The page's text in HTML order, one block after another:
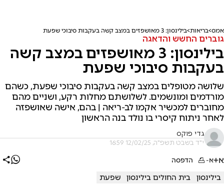
אמס בריאות בילינסון: 3 מאושפזים במצב קשה בעקבות סיבוכי שפעת
גוברים החשש והדאגה
בילינסון: 3 מאושפזים במצב קשה
בעקבות סיבוכי שפעת
שלושה מטופלים במצב קשה בעקבות סיבוכי שפעת, כשהם
מורדמים ומונשמים. לשלושתם מחלות רקע, ושניים מהם
מחוברים למכשיר אקמו לב-ריאה | בהם, אישה שאושפזה
לאחר ניתוח קיסרי בו נולד בנה הראשון
גדי פוקס
י"ד בשבט תשפ"ה, 12/02/25 16:59
א+א- הדפסה
בילינסון בית החולים בילינסון שפעת